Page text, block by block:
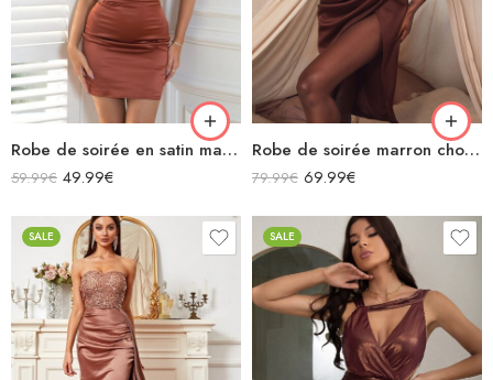
Robe de soirée en satin marron courte avec découpes col bénitier brettelles spaghettis
59.99€ 49.99€
Robe de soirée marron chocolat midi moulante en satin décolleté sans manches fendue drapée
79.99€ 69.99€
SALE SALE